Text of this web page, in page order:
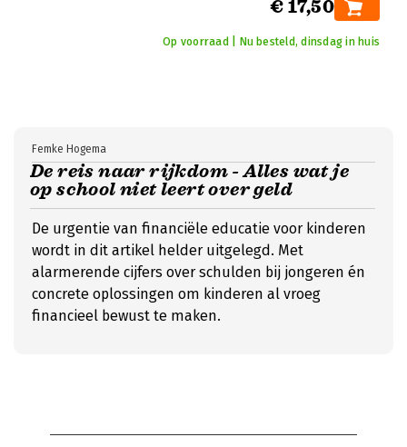
€ 17,50
Op voorraad | Nu besteld, dinsdag in huis
De reis naar rijkdom - Alles wat je
op school niet leert over geld
Femke Hogema
De urgentie van financiële educatie voor kinderen
wordt in dit artikel helder uitgelegd. Met
alarmerende cijfers over schulden bij jongeren én
concrete oplossingen om kinderen al vroeg
financieel bewust te maken.